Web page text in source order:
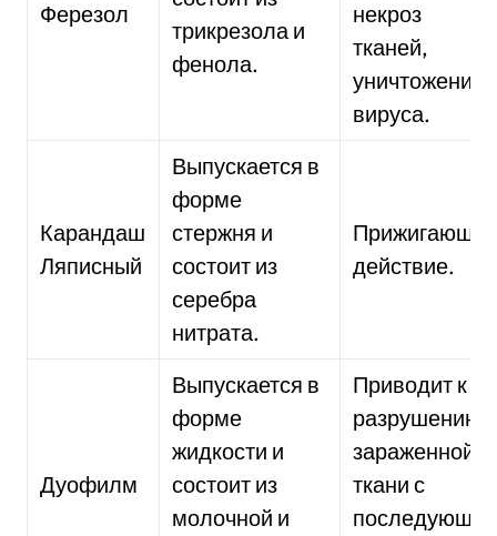
Ферезол
трикрезола и
фенола.
некроз
тканей,
уничтожение
вируса.
Карандаш
Ляписный
Выпускается в
форме
стержня и
состоит из
серебра
нитрата.
действие.
Дуофилм
Выпускается в
форме
жидкости и
состоит из
молочной и
Приводит к
разрушению
зараженной
ткани с